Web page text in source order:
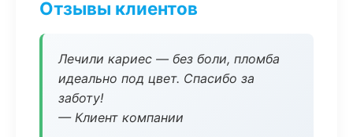
Отзывы клиентов
Лечили кариес — без боли, пломба
идеально под цвет. Спасибо за
заботу!
— Клиент компании